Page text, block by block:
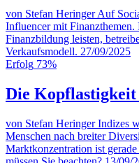
von Stefan Heringer Auf
Influencer mit
Finanzbildung leisten,
Verkaufsmodell. 27/09/2025
Erfolg 73%
Die Kopflastigkeit
von Stefan Heringer Indizes
Menschen nach breiter
Marktkonzentration ist